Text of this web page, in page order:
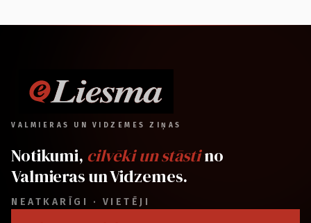
VALMIERAS UN VIDZEMES ZIŅAS
Notikumi, cilvēki un stāstino
Valmieras un Vidzemes.
NEATKARĪGI · VIETĒJI